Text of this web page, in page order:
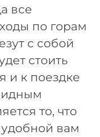
все
по горам
с собой
стоить
и к поездке
то, что
вам